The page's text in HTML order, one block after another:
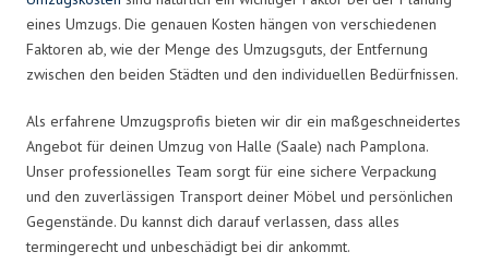
eines Umzugs. Die genauen Kosten hängen von verschiedenen
Faktoren ab, wie der Menge des Umzugsguts, der Entfernung
zwischen den beiden Städten und den individuellen Bedürfnissen.
Als erfahrene Umzugsprofis bieten wir dir ein maßgeschneidertes
Angebot für deinen Umzug von Halle (Saale) nach Pamplona.
Unser professionelles Team sorgt für eine sichere Verpackung
und den zuverlässigen Transport deiner Möbel und persönlichen
Gegenstände. Du kannst dich darauf verlassen, dass alles
termingerecht und unbeschädigt bei dir ankommt.